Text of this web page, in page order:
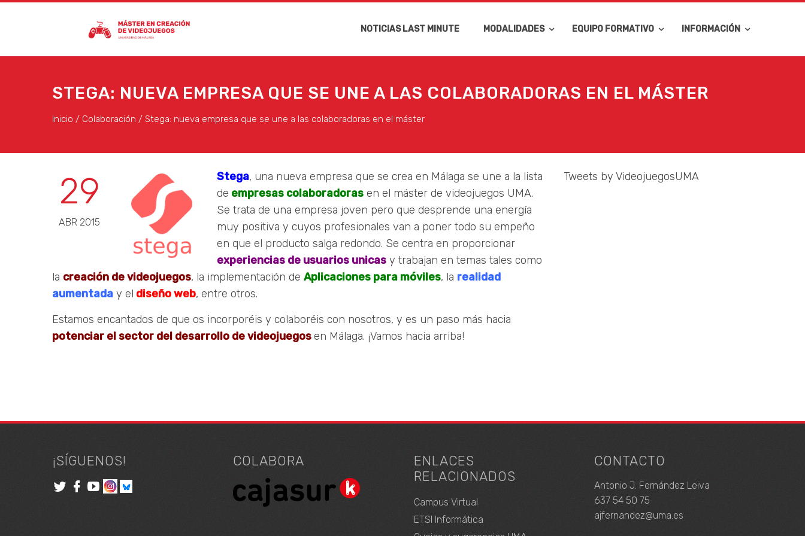
NOTICIAS LAST MINUTE MODALIDADES EQUIPO FORMATIVO INFORMACIÓN
STEGA: NUEVA EMPRESA QUE SE UNE A LAS COLABORADORAS EN EL MÁSTER
Inicio / Colaboración / Stega: nueva empresa que se une a las colaboradoras en el máster
29
ABR 2015
Stega, una nueva empresa que se crea en Málaga se une a la lista
de empresas colaboradoras en el máster de videojuegos UMA.
Se trata de una empresa joven pero que desprende una energía
muy positiva y cuyos profesionales van a poner todo su empeño
en que el producto salga redondo. Se centra en proporcionar
experiencias de usuarios unicas y trabajan en temas tales como
la creación de videojuegos, la implementación de Aplicaciones para móviles, la realidad
aumentada y el diseño web, entre otros.
Estamos encantados de que os incorporéis y colaboréis con nosotros, y es un paso más hacia
potenciar el sector del desarrollo de videojuegosen Málaga. ¡Vamos hacia arriba!
Tweets by VideojuegosUMA
¡SÍGUENOS! COLABORA
ENLACES
RELACIONADOS
Campus Virtual
ETSI Informática
CONTACTO
Antonio J. Fernández Leiva
637 54 50 75
ajfernandez@uma.es